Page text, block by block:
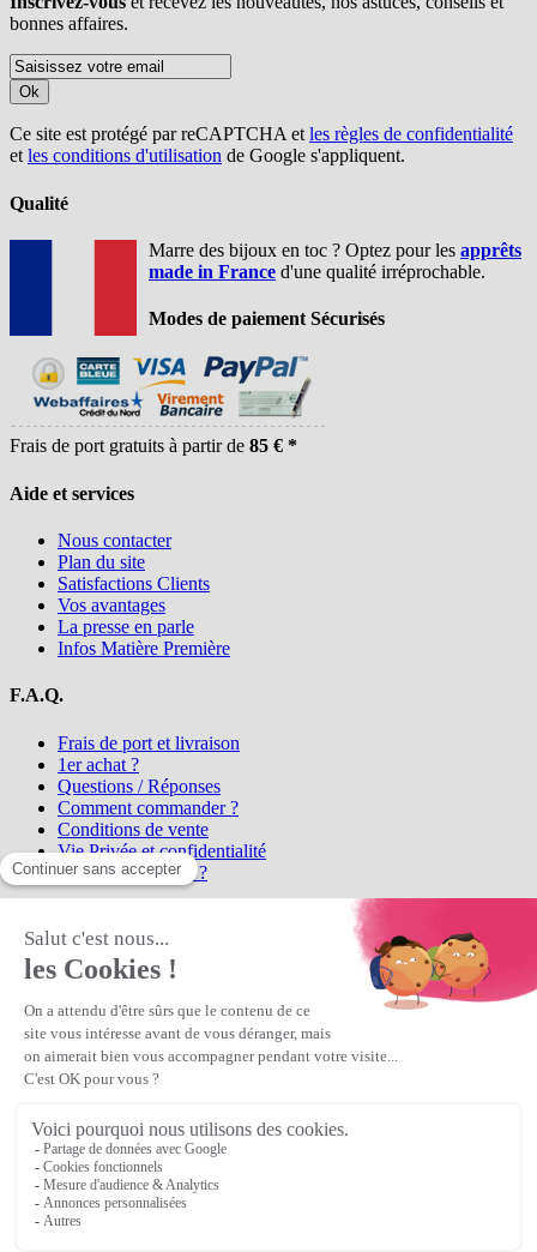
bonnes affaires.
Ok
Ce site est protégé par reCAPTCHA etles règles de confidentialité
etles conditions d'utilisation de Google s'appliquent.
Qualité
Marre des bijoux en toc ? Optez pour les apprêts
made in France d'une qualité irréprochable.
Modes de paiement Sécurisés
Frais de port gratuits à partir de 85 € *
Aide et services
Nous contacter
Plan du site
Satisfactions Clients
Vos avantages
La presse en parle
Infos Matière Première
F.A.Q.
Frais de port et livraison
1er achat ?
Questions / Réponses
Comment commander ?
Conditions de vente
Vie Privée et confidentialité
Qui sommes-nous ?
la référence en perles et bijoux
perles en ligne, telles que les perles
et cristaux et strass en cristal Preciosa, les perles Miyuki perles et
apprêts en Argent 925, Gold Filled, perles de rocaille Preciosa
Matière Première est un
Première
Veuillez patienter...